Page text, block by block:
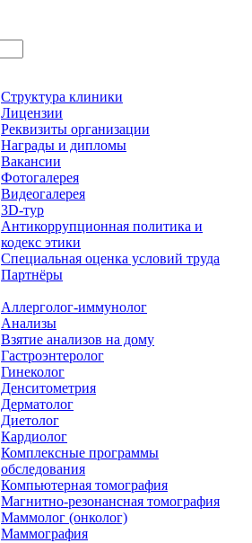
Структура клиники
Лицензии
Реквизиты организации
Награды и дипломы
Вакансии
Фотогалерея
Видеогалерея
3D-тур
Антикоррупционная политика и
кодекс этики
Специальная оценка условий труда
Партнёры
Аллерголог-иммунолог
Анализы
Взятие анализов на дому
Гастроэнтеролог
Гинеколог
Денситометрия
Дерматолог
Диетолог
Кардиолог
Комплексные программы
обследования
Компьютерная томография
Магнитно-резонансная томография
Маммолог (онколог)
Маммография